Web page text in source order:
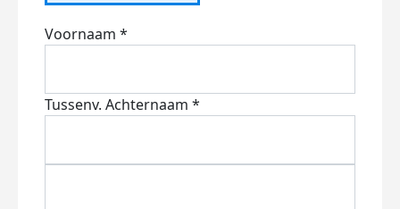
Voornaam *
Tussenv. Achternaam *